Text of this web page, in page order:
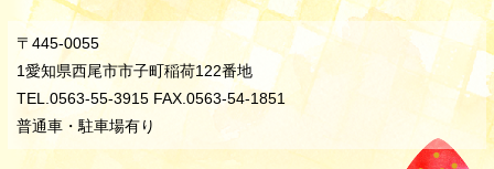
〒445-0055
1愛知県西尾市市子町稲荷122番地
TEL.0563-55-3915 FAX.0563-54-1851
普通車・駐車場有り